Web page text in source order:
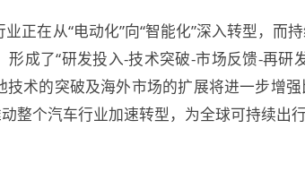
正在从“电动化”向“智能化”深入转型，而
形成了“研发投入-技术突破-市场反馈-再研
技术的突破及海外市场的扩展将进一步增
整个汽车行业加速转型，为全球可持续出